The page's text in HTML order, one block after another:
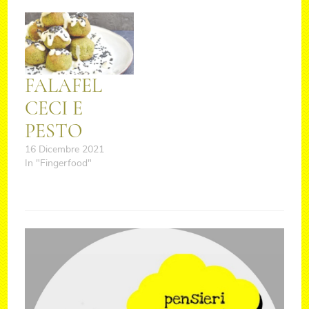
FALAFEL
CECI E
PESTO
16 Dicembre 2021
In "Fingerfood"